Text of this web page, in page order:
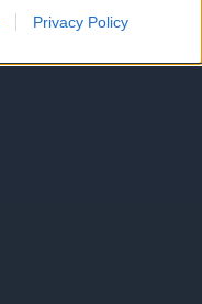
Privacy Policy